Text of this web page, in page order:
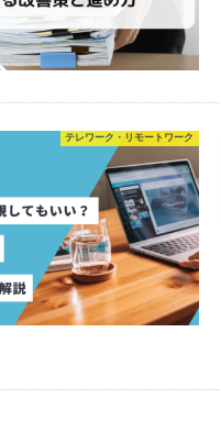
テレワーク・リモートワーク